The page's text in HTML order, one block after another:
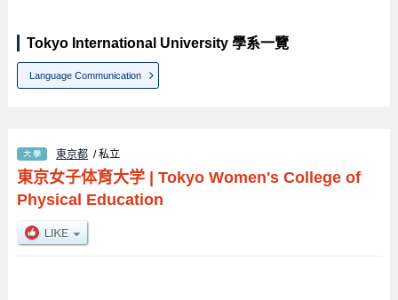
Tokyo International University 學系一覽
Language Communication
東京都 / 私立
東京女子体育大学| Tokyo Women's College of
Physical Education